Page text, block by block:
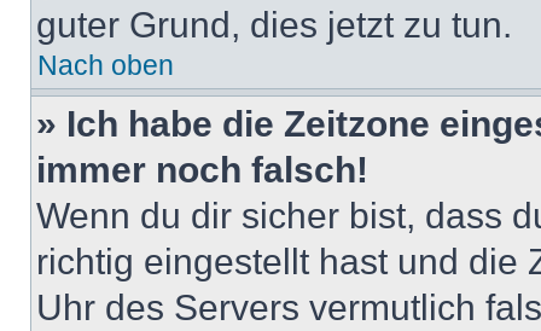
guter Grund, dies jetzt zu tun.
Nach oben
» Ich habe die Zeitzone
immer noch falsch!
Wenn du dir sicher bist, dass
richtig eingestellt hast und die
Uhr des Servers vermutlich